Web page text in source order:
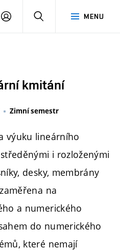
MENU
PŘIHLÁŠENÍ
kmitání
Zimní semestr
výuku lineárního
i rozloženými
desky, membrány
na
a numerického
do numerického
které nemají